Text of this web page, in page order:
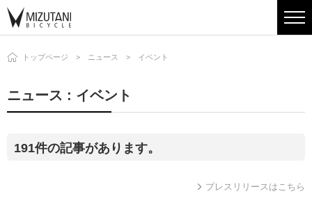
トップページ ニュース イベント
ニュース : イベント
191件の記事があります。
プレスリリースはこちら